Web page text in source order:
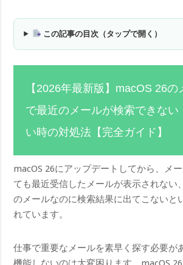
この記事の目次（タップで開く）
【2026年最新版】macOS 26の
で最近のメールが検索できない
い時の対処法【完全ガイド】
macOS 26にアップデートしてから、メ
ても最近受信したメールが表示されない
のメールなのに検索結果に出てこないと
れています。
仕事で重要なメールを素早く探す必要が